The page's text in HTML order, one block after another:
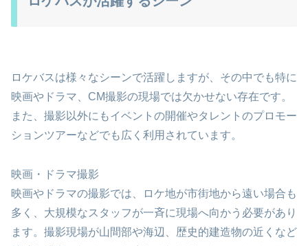
ロケバスは様々なシーンで活躍しますが、その中でも特に
映画やドラマ、CM撮影の現場では欠かせない存在です。
また、撮影以外にもイベントの開催やタレントのプロモー
ションツアーなどでも広く利用されています。
映画・ドラマ撮影
映画やドラマの撮影では、ロケ地が市街地から遠い場合も
多く、大規模なスタッフが一斉に現場へ向かう必要があり
ます。撮影現場が山間部や海辺、歴史的建造物の近くなど